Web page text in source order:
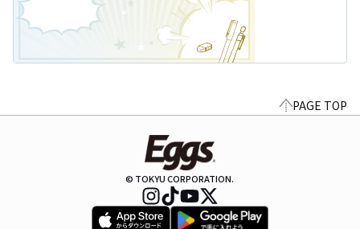
PAGE TOP
© TOKYU CORPORATION.